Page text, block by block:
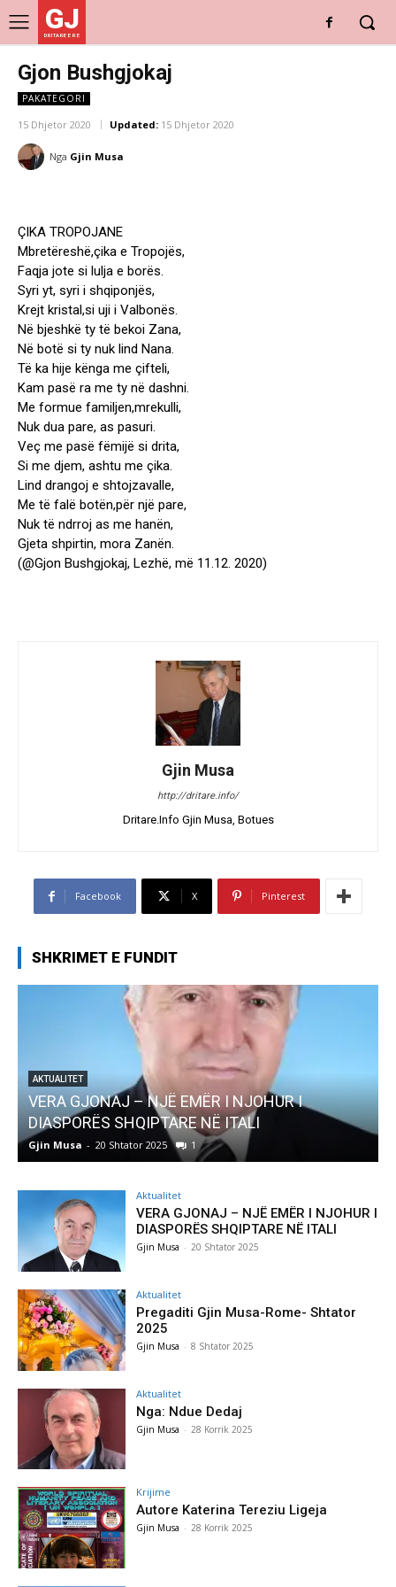
GJ
DRITARE E RE
Gjon Bushgjokaj
PAKATEGORI
15 Dhjetor 2020 Updated: 15 Dhjetor 2020
Nga Gjin Musa
ÇIKA TROPOJANE
Mbretëreshë,çika e Tropojës,
Faqja jote si lulja e borës.
Syri yt, syri i shqiponjës,
Krejt kristal,si uji i Valbonës.
Në bjeshkë ty të bekoi Zana,
Në botë si ty nuk lind Nana.
Të ka hije kënga me çifteli,
Kam pasë ra me ty në dashni.
Me formue familjen,mrekulli,
Nuk dua pare, as pasuri.
Veç me pasë fëmijë si drita,
Si me djem, ashtu me çika.
Lind drangoj e shtojzavalle,
Me të falë botën,për një pare,
Nuk të ndrroj as me hanën,
Gjeta shpirtin, mora Zanën.
(@Gjon Bushgjokaj, Lezhë, më 11.12. 2020)
Gjin Musa
http://dritare.info/
Dritare.Info Gjin Musa, Botues
Facebook X Pinterest
SHKRIMET E FUNDIT
– NJË EMËR I NJOHUR I
SHQIPTARE NË ITALI
Shtator 2025 1
AKTUALITET
Pregaditi Gjin
Aktualitet
VERA GJONAJ – NJË EMËR I NJOHUR I
DIASPORËS SHQIPTARE NË ITALI
Gjin Musa - 20 Shtator 2025
Aktualitet
Pregaditi Gjin Musa-Rome- Shtator
2025
Gjin Musa - 8 Shtator 2025
Aktualitet
Nga: Ndue Dedaj
Gjin Musa - 28 Korrik 2025
Krijime
Autore Katerina Tereziu Ligeja
Gjin Musa - 28 Korrik 2025